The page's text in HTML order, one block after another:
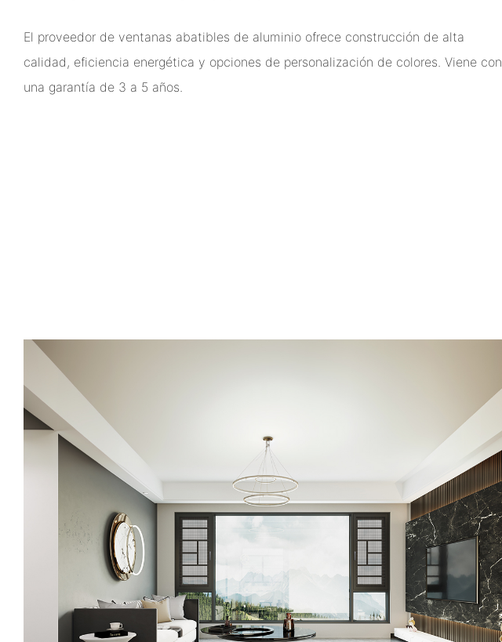
El proveedor de ventanas abatibles de aluminio ofrece construcción de alta
calidad, eficiencia energética y opciones de personalización de colores. Viene con
una garantía de 3 a 5 años.